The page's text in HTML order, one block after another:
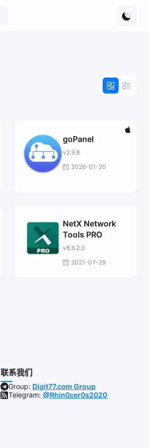
goPanel
v2.9.8
2026-01-20
NetX Network
Tools PRO
v8.6.2.0
2021-07-29
联系我们
Group: Digit77.com Group
Telegram:@Rhin0cer0s2020